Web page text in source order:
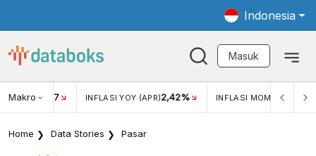
Indonesia
Masuk
Makro
USD/IDR 17 INFLASI YOY (APR)2,42% INFLASI MOM (MAR)
Home Data Stories Pasar